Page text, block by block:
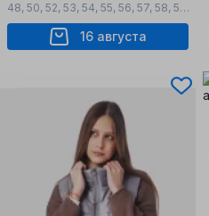
48, 50, 52, 53, 54, 55, 56, 57, 58, 59 ,
16 августа